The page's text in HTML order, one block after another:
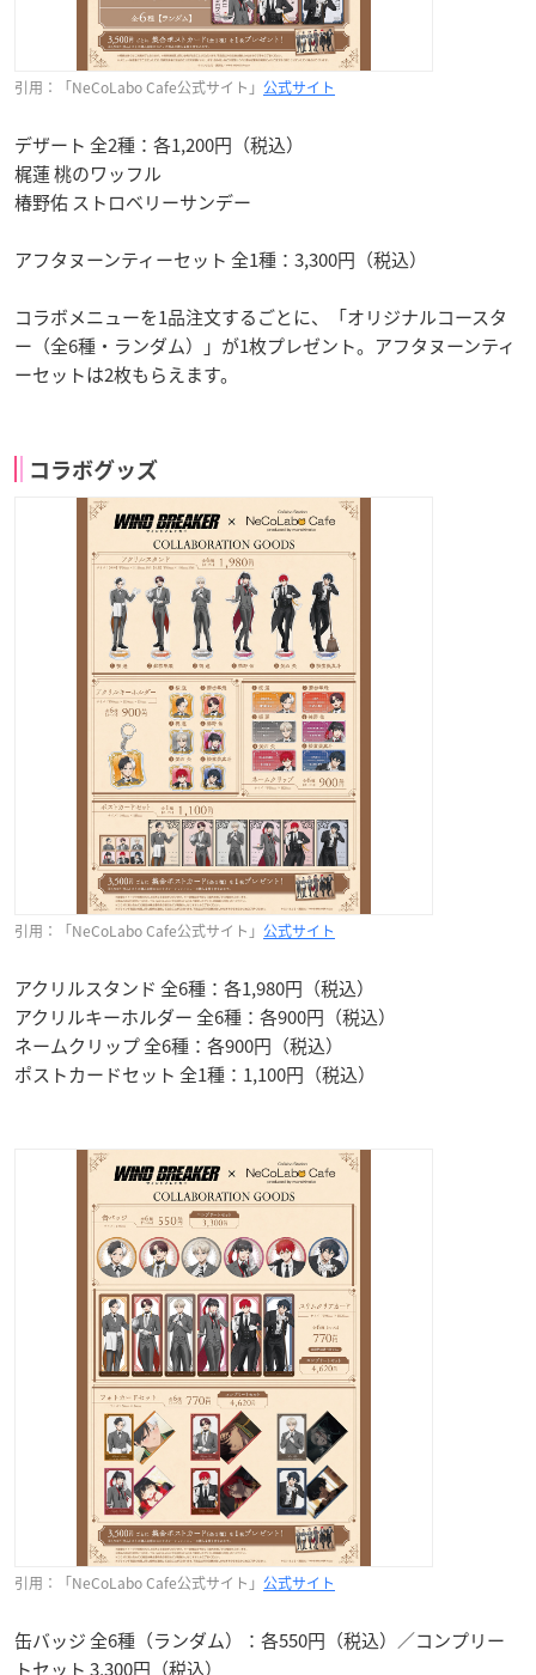
引用：「NeCoLabo Cafe公式サイト」 公式サイト
デザート 全2種：各1,200円（税込）
梶蓮 桃のワッフル
椿野佑 ストロベリーサンデー
アフタヌーンティーセット 全1種：3,300円（税込）
コラボメニューを1品注文するごとに、「オリジナルコースタ
ー（全6種・ランダム）」が1枚プレゼント。アフタヌーンティ
ーセットは2枚もらえます。
コラボグッズ
引用：「NeCoLabo Cafe公式サイト」 公式サイト
アクリルスタンド 全6種：各1,980円（税込）
アクリルキーホルダー 全6種：各900円（税込）
ネームクリップ 全6種：各900円（税込）
ポストカードセット 全1種：1,100円（税込）
引用：「NeCoLabo Cafe公式サイト」 公式サイト
缶バッジ 全6種（ランダム）：各550円（税込）／コンプリー
トセット 3,300円（税込）